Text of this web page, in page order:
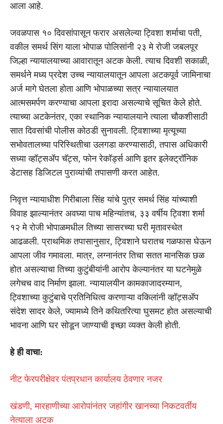
आला आहे.
जवळपास १० दिवसांपासून फरार असलेल्या ट्विशा शर्माचा पती,
वकील समर्थ सिंग याला भोपाळ पोलिसांनी २३ मे रोजी जबलपूर
जिल्हा न्यायालयाच्या आवारातून अटक केली. त्याच दिवशी सकाळी,
समर्थने मध्य प्रदेश उच्च न्यायालयातून आपला अटकपूर्व जामिनाचा
अर्ज मागे घेतला होता आणि भोपाळच्या सत्र न्यायालयात
आत्मसमर्पण करण्याचा आपला इरादा असल्याचे सूचित केले होते.
त्याच्या अटकेनंतर, एका स्थानिक न्यायालयाने त्याला चौकशीसाठी
सात दिवसांची पोलीस कोठडी सुनावली. ट्विशाच्या मृत्यूच्या
सभोवतालच्या परिस्थितीचा उलगडा करण्यासाठी, तपास अधिकारी
सध्या व्हॉट्सॲप चॅट्स, फोन रेकॉर्ड्स आणि इतर इलेक्ट्रॉनिक
डेटासह डिजिटल पुराव्यांची तपासणी करत आहेत.
निवृत्त न्यायाधीश गिरीबाला सिंह यांचे पुत्र समर्थ सिंह यांच्याशी
विवाह झाल्यानंतर अवघ्या पाच महिन्यांतच, ३३ वर्षीय ट्विशा शर्मा
१२ मे रोजी भोपाळमधील तिच्या सासरच्या घरी मृतावस्थेत
आढळली. प्राथमिक तपासानुसार, ट्विशाने घरातच गळफास घेऊन
आपला जीव गमावला. मात्र, लग्नानंतर तिचा सतत मानसिक छळ
होत असल्याचा तिच्या कुटुंबीयांनी आरोप केल्यानंतर या घटनेमुळे
लगेचच वाद निर्माण झाला. न्यायालयीन कामकाजादरम्यान,
ट्विशाच्या कुटुंबाचे प्रतिनिधित्व करणाऱ्या वकिलांनी व्हॉट्सॲप
संदेश सादर केले, ज्यामध्ये तिने कथितरित्या घुसमट होत असल्याची
भावना आणि घर सोडून जाण्याची इच्छा व्यक्त केली होती.
हे ही वाचा:
नीट फेरपरीक्षेवर पंतप्रधान कार्यालय ठेवणार नजर
खंडणी, मारहाणीच्या आरोपांनंतर जहांगीर खानच्या निकटवर्तीय
नेत्याला अटक